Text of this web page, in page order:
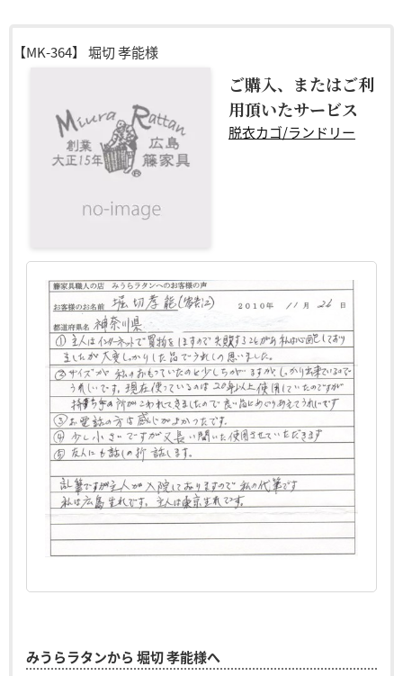
【MK-364】 堀切 孝能様
ご購入、またはご利
用頂いたサービス
脱衣カゴ/ランドリー
みうらラタンから 堀切 孝能様へ